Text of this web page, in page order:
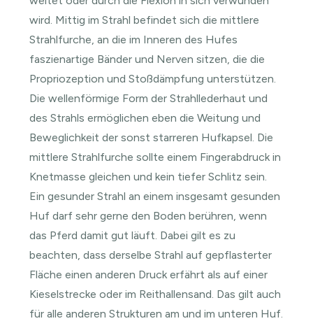
wird. Mittig im Strahl befindet sich die mittlere
Strahlfurche, an die im Inneren des Hufes
faszienartige Bänder und Nerven sitzen, die die
Propriozeption und Stoßdämpfung unterstützen.
Die wellenförmige Form der Strahllederhaut und
des Strahls ermöglichen eben die Weitung und
Beweglichkeit der sonst starreren Hufkapsel. Die
mittlere Strahlfurche sollte einem Fingerabdruck in
Knetmasse gleichen und kein tiefer Schlitz sein.
Ein gesunder Strahl an einem insgesamt gesunden
Huf darf sehr gerne den Boden berühren, wenn
das Pferd damit gut läuft. Dabei gilt es zu
beachten, dass derselbe Strahl auf gepflasterter
Fläche einen anderen Druck erfährt als auf einer
Kieselstrecke oder im Reithallensand. Das gilt auch
für alle anderen Strukturen am und im unteren Huf.